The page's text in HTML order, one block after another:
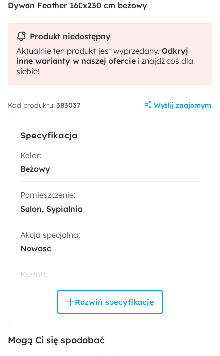
Specyfikacja
Kolor:
Beżowy
Pomieszczenie:
Salon Sypialnia
Akcja specjalna:
Nowość
Kształt:
Prostokątny
Mogą Ci się spodobać
Dywan Feather 160x230 cm beżowy
Produkt niedostępny
Aktualnie ten produkt jest wyprzedany. Odkryj
inne warianty w naszej ofercie i znajdź coś dla
siebie!
Kod produktu: 383037 Wyślij znajomym